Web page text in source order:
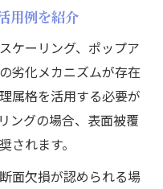
用例を紹介
ケーリング、ポップア
劣化メカニズムが存在
属格を活用する必要が
ングの場合、表面被覆
されます。
面欠損が認められる場